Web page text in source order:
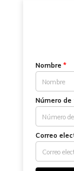
Nombre *
Número
Correo